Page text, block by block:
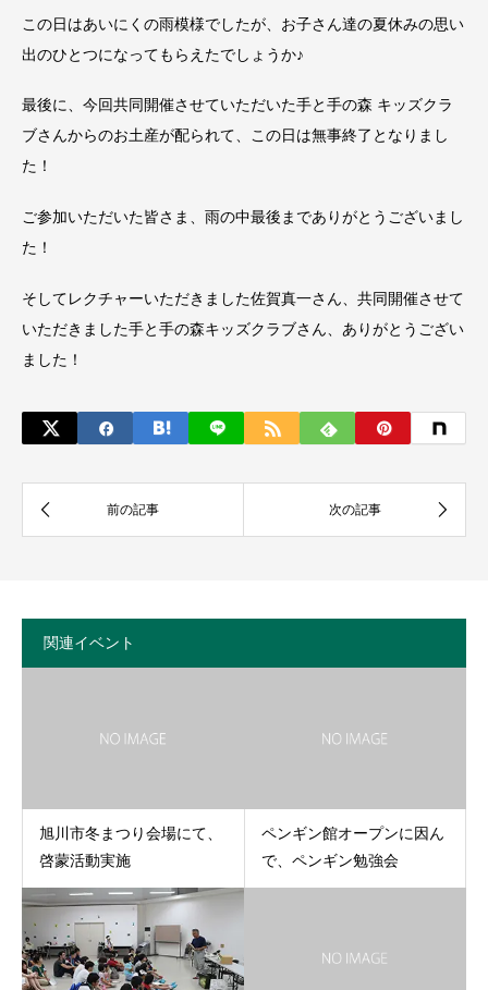
この日はあいにくの雨模様でしたが、お子さん達の夏休みの思い
出のひとつになってもらえたでしょうか♪
最後に、今回共同開催させていただいた手と手の森 キッズクラ
ブさんからのお土産が配られて、この日は無事終了となりまし
た！
ご参加いただいた皆さま、雨の中最後までありがとうございまし
た！
そしてレクチャーいただきました佐賀真一さん、共同開催させて
いただきました手と手の森キッズクラブさん、ありがとうござい
ました！
関連イベント
旭川市冬まつり会場にて、
啓蒙活動実施
ペンギン館オープンに因ん
で、ペンギン勉強会